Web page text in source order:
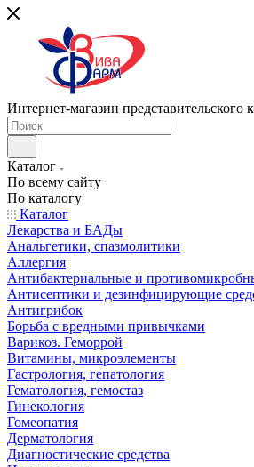
Интернет-магазин представительского
Каталог
По всему сайту
По каталогу
Каталог
Лекарства и БАДы
Анальгетики, спазмолитики
Аллергия
Антибактериальные и
Антисептики и дезинфицирующие
Антигрибок
Борьба с вредными привычками
Варикоз. Геморрой
Витамины, микроэлементы
Гастрология, гепатология
Гематология, гемостаз
Гинекология
Гомеопатия
Дерматология
Диагностические средства